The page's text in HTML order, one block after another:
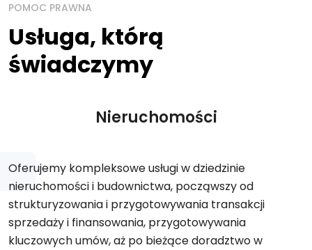
POMOC PRAWNA
Usługa, którą
świadczymy
Nieruchomości
Oferujemy kompleksowe usługi w dziedzinie
nieruchomości i budownictwa, począwszy od
strukturyzowania i przygotowywania transakcji
sprzedaży i finansowania, przygotowywania
kluczowych umów, aż po bieżące doradztwo w